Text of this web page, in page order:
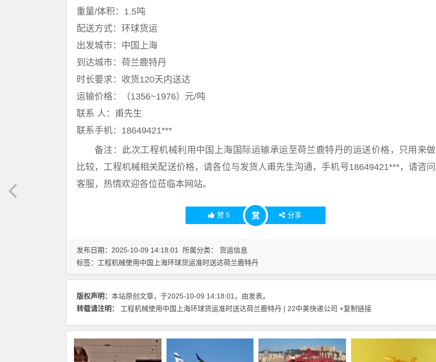
重量/体积：1.5吨
配送方式：环球货运
出发城市：中国上海
到达城市：荷兰鹿特丹
时长要求：收货120天内送达
运输价格：（1356~1976）元/吨
联系 人：甫先生
联系手机：18649421***
备注：此次工程机械利用中国上海国际运输承运至荷兰鹿特丹的运送价格，只用来做
比较，工程机械相关配送价格，请各位与发货人甫先生沟通，手机号18649421***，请咨问
客服，热情欢迎各位莅临本网站。
赞5 赏 分享
发布日期：2025-10-09 14:18:01 所属分类： 货运信息
标签： 工程机械使用中国上海环球货运准时送达荷兰鹿特丹
版权声明： 本站原创文章，于2025-10-09 14:18:01，由发表。
转载请注明：
工程机械使用中国上海环球货运准时送达荷兰鹿特丹 | 22中美快递公司 +复制链接